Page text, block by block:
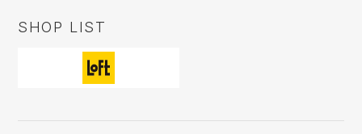
SHOP LIST